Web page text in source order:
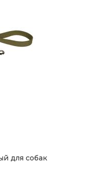
для собак